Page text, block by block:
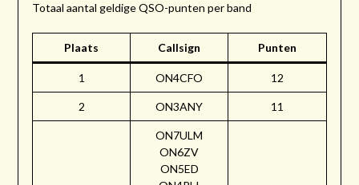
Totaal aantal geldige QSO-punten per band
Plaats Callsign Punten
1 ON4CFO 12
2 ON3ANY 11
ON7ULM
ON6ZV
ON5ED